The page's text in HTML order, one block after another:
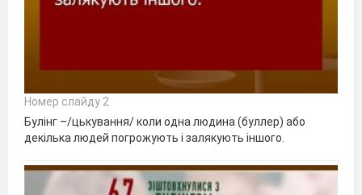
Номер слайду 2
Булінг –/цькування/ коли одна людина (буллер) або
декілька людей погрожують і залякують іншого.